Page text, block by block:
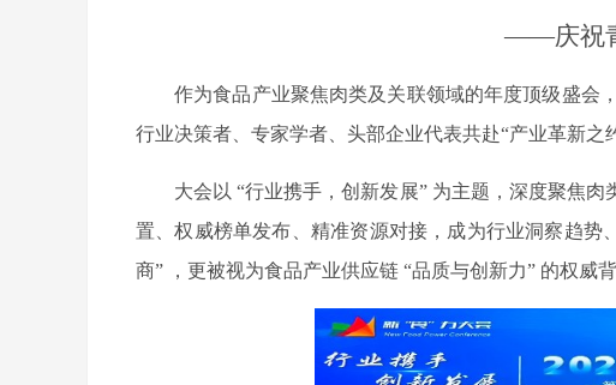
——庆祝
作为食品产业聚焦肉类及关联领域的年度顶级盛会，
行业决策者、专家学者、头部企业代表共赴“产业革新之
大会以 “行业携手，创新发展” 为主题，深度聚焦
置、权威榜单发布、精准资源对接，成为行业洞察趋势
商” ，更被视为食品产业供应链 “品质与创新力” 的权威